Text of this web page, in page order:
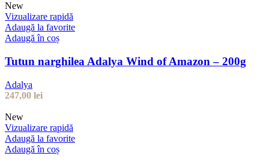
New
Vizualizare rapidă
Adaugă la favorite
Adaugă în coș
Tutun narghilea Adalya Wind of Amazon – 200g
Adalya
247,00 lei
New
Vizualizare rapidă
Adaugă la favorite
Adaugă în coș